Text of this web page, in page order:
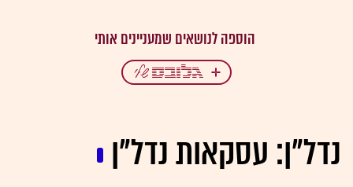
נדל"ן: עסקאות נדל"ן